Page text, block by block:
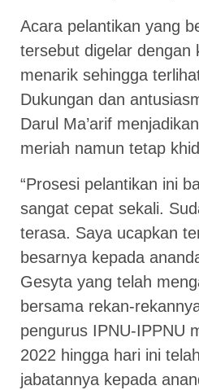
Acara pelantikan yang
tersebut digelar dengan
menarik sehingga
Dukungan dan
Darul Ma’arif
meriah namun tetap
“Prosesi pelantikan ini
sangat cepat sekali.
terasa. Saya ucapkan
besarnya kepada
Gesyta yang telah
bersama rekan-
pengurus IPNU-IPPNU
2022 hingga hari ini
jabatannya kepada